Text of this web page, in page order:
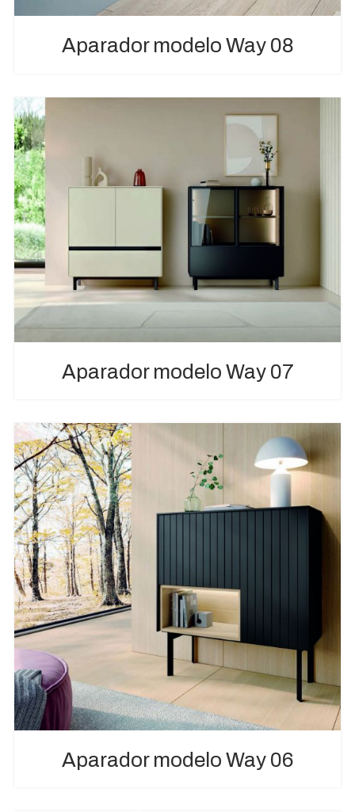
Aparador modelo Way 08
Aparador modelo Way 07
Aparador modelo Way 06